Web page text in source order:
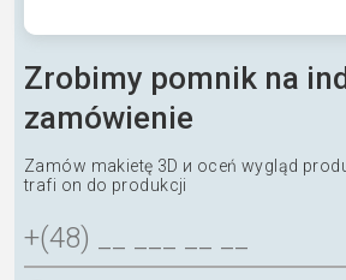
Zrobimy pomnik na
zamówienie
Zamów makietę 3D и oceń wygląd
trafi on do produkcji